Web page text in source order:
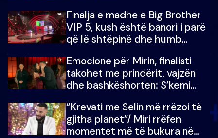
Finalja e madhe e Big Brother
VIP 5, kush është banori i parë
që lë shtëpinë dhe humb
çmimin e madh
Emocione për Mirin, finalisti
takohet me prindërit, vajzën
dhe bashkëshorten: S’kemi
“Krevati me Selin më rrëzoi të
gjitha planet”/ Miri rrëfen
momentet më të bukura në